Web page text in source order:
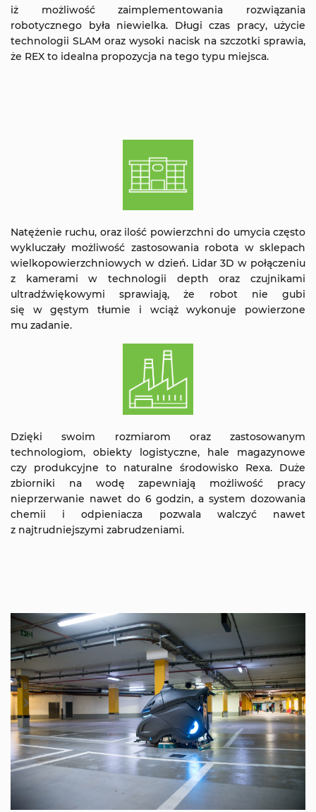
iż możliwość zaimplementowania rozwiązania
robotycznego była niewielka. Długi czas pracy, użycie
technologii SLAM oraz wysoki nacisk na szczotki sprawia,
że REX to idealna propozycja na tego typu miejsca.
Natężenie ruchu, oraz ilość powierzchni do umycia często
wykluczały możliwość zastosowania robota w sklepach
wielkopowierzchniowych w dzień. Lidar 3D w połączeniu
z kamerami w technologii depth oraz czujnikami
ultradźwiękowymi sprawiają, że robot nie gubi
się w gęstym tłumie i wciąż wykonuje powierzone
mu zadanie.
Dzięki swoim rozmiarom oraz zastosowanym
technologiom, obiekty logistyczne, hale magazynowe
czy produkcyjne to naturalne środowisko Rexa. Duże
zbiorniki na wodę zapewniają możliwość pracy
nieprzerwanie nawet do 6 godzin, a system dozowania
chemii i odpieniacza pozwala walczyć nawet
z najtrudniejszymi zabrudzeniami.